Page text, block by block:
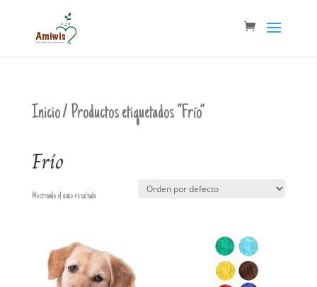
Inicio/ Productos etiquetados “Frío”
Frío
Mostrando el único resultado